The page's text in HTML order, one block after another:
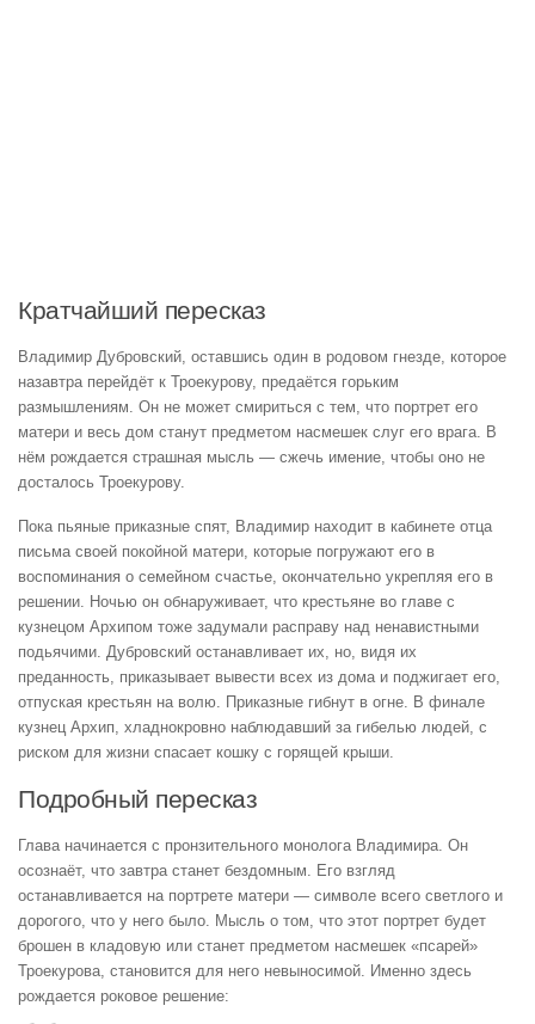
Кратчайший пересказ
Владимир Дубровский, оставшись один в родовом гнезде, которое
назавтра перейдёт к Троекурову, предаётся горьким
размышлениям. Он не может смириться с тем, что портрет его
матери и весь дом станут предметом насмешек слуг его врага. В
нём рождается страшная мысль — сжечь имение, чтобы оно не
досталось Троекурову.
Пока пьяные приказные спят, Владимир находит в кабинете отца
письма своей покойной матери, которые погружают его в
воспоминания о семейном счастье, окончательно укрепляя его в
решении. Ночью он обнаруживает, что крестьяне во главе с
кузнецом Архипом тоже задумали расправу над ненавистными
подьячими. Дубровский останавливает их, но, видя их
преданность, приказывает вывести всех из дома и поджигает его,
отпуская крестьян на волю. Приказные гибнут в огне. В финале
кузнец Архип, хладнокровно наблюдавший за гибелью людей, с
риском для жизни спасает кошку с горящей крыши.
Подробный пересказ
Глава начинается с пронзительного монолога Владимира. Он
осознаёт, что завтра станет бездомным. Его взгляд
останавливается на портрете матери — символе всего светлого и
дорогого, что у него было. Мысль о том, что этот портрет будет
брошен в кладовую или станет предметом насмешек «псарей»
Троекурова, становится для него невыносимой. Именно здесь
рождается роковое решение: